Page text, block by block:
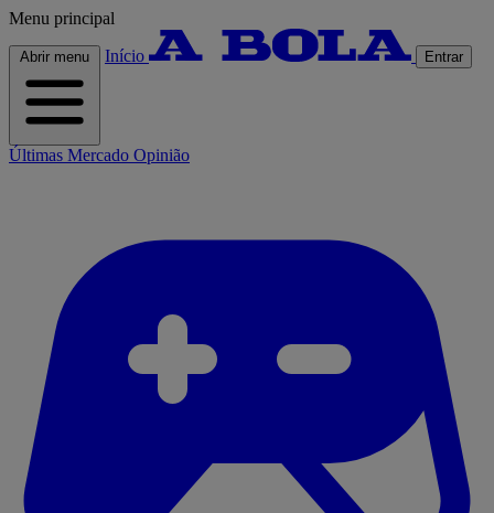
Menu principal
Abrir menu Início Entrar
Últimas Mercado Opinião